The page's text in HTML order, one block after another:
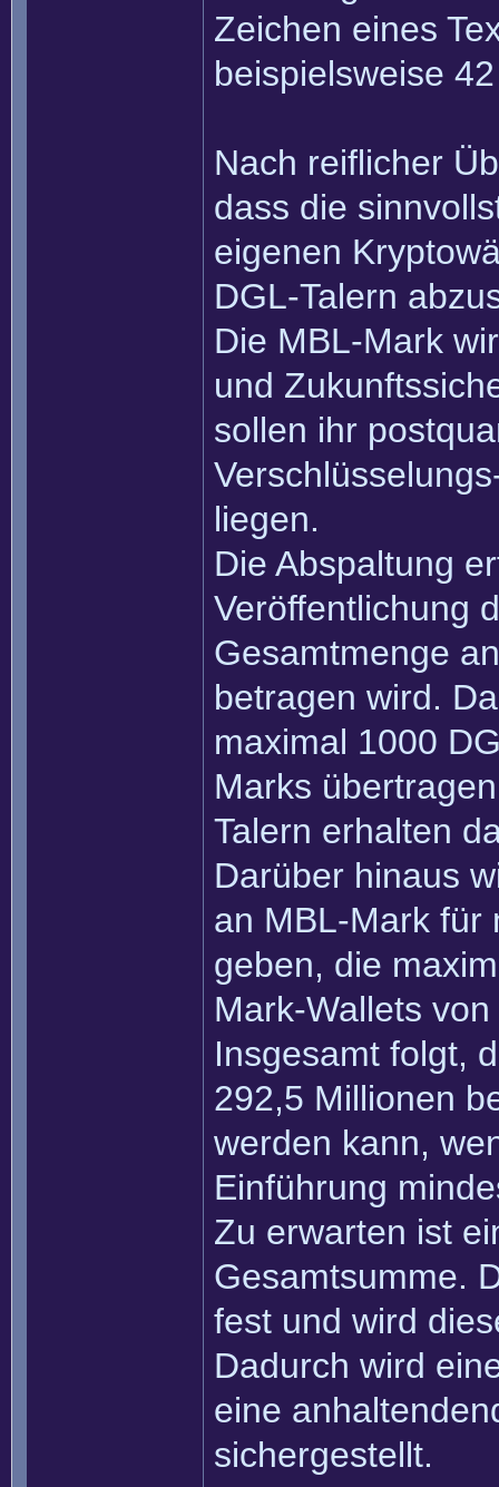
Zeichen eines
beispielsweise
Nach reiflicher
dass die
eigenen
DGL-Talern
Die MBL-Mark
und
sollen ihr
liegen.
Die Abspaltung
Veröffentlichung
Gesamtmenge
betragen wird.
maximal 1000
Marks
Talern erhalten
Darüber hinaus
an MBL-Mark für
geben, die
Mark-Wallets
Insgesamt folgt,
292,5 Millionen
werden kann,
Einführung
Zu erwarten ist
Gesamtsumme.
fest und wird
Dadurch wird
eine
sichergestellt.